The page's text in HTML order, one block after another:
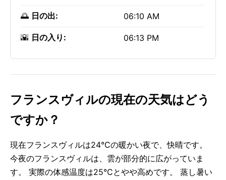
🌅 日の出: 06:10 AM
🌇 日の入り: 06:13 PM
フランスヴィルの現在の天気はどう
ですか？
現在フランスヴィルは24°Cの暖かい夜で、快晴です。
今夜のフランスヴィルは、雲が部分的に広がっていま
す。 実際の体感温度は25°Cとやや高めです。 蒸し暑い